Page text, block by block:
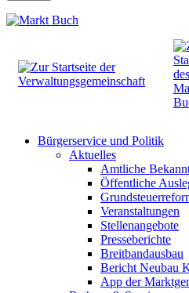
Bürgerservice und Politik
Aktuelles
Amtliche
Öffentliche
Veranstaltungen
Stellenangebote
Presseberichte
Breitbandausbau
Bericht Neubau
App der